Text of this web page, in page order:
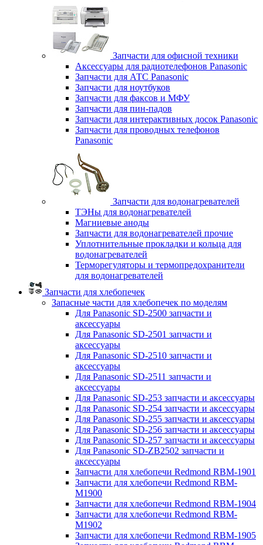
Запчасти для офисной техники
Аксессуары для радиотелефонов Panasonic
Запчасти для АТС Panasonic
Запчасти для ноутбуков
Запчасти для факсов и МФУ
Запчасти для пин-падов
Запчасти для интерактивных досок Panasonic
Запчасти для проводных телефонов
Panasonic
Запчасти для водонагревателей
ТЭНы для водонагревателей
Магниевые аноды
Запчасти для водонагревателей прочие
Уплотнительные прокладки и кольца для
водонагревателей
Терморегуляторы и термопредохранители
для водонагревателей
Запчасти для хлебопечек
Запасные части для хлебопечек по моделям
Для Panasonic SD-2500 запчасти и
аксессуары
Для Panasonic SD-2501 запчасти и
аксессуары
Для Panasonic SD-2510 запчасти и
аксессуары
Для Panasonic SD-2511 запчасти и
аксессуары
Для Panasonic SD-253 запчасти и аксессуары
Для Panasonic SD-254 запчасти и аксессуары
Для Panasonic SD-255 запчасти и аксессуары
Для Panasonic SD-256 запчасти и аксессуары
Для Panasonic SD-257 запчасти и аксессуары
Для Panasonic SD-ZB2502 запчасти и
аксессуары
Запчасти для хлебопечи Redmond RBM-1901
Запчасти для хлебопечи Redmond RBM-
M1900
Запчасти для хлебопечи Redmond RBM-1904
Запчасти для хлебопечи Redmond RBM-
M1902
Запчасти для хлебопечи Redmond RBM-1905